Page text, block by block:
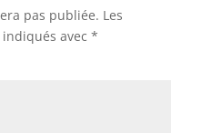
pas publiée. Les
avec *